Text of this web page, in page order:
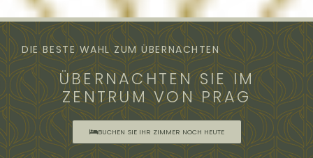
DIE BESTE WAHL ZUM ÜBERNACHTEN
ÜBERNACHTEN SIE IM
ZENTRUM VON PRAG
BUCHEN SIE IHR ZIMMER NOCH HEUTE